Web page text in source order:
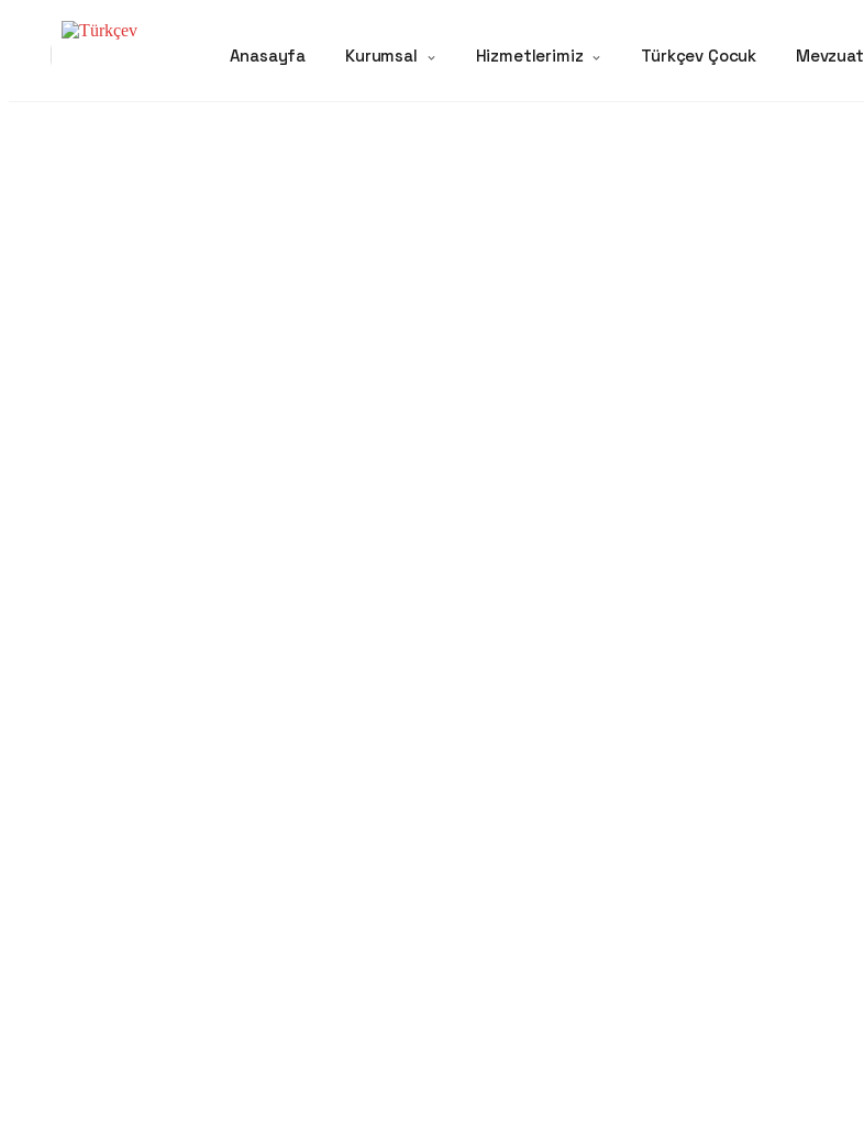
Anasayfa Kurumsal Hizmetlerimiz Türkçev Çocuk Mevzuat